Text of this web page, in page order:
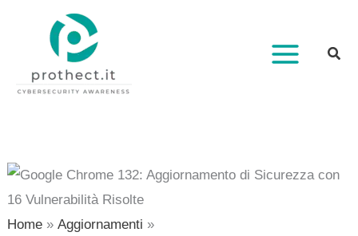
contenuto
Home Aggiornamenti